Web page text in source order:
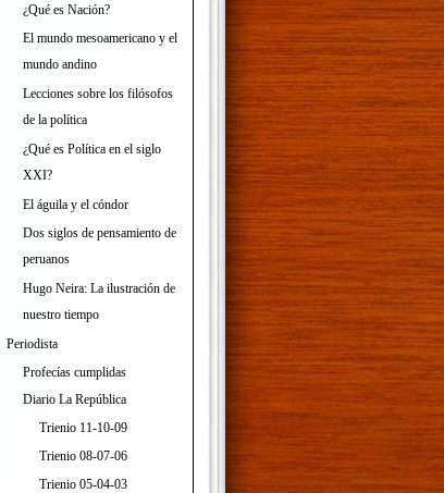
¿Qué es Nación?
El mundo mesoamericano y el
mundo andino
Lecciones sobre los filósofos
de la política
¿Qué es Política en el siglo
XXI?
El águila y el cóndor
Dos siglos de pensamiento de
peruanos
Hugo Neira: La ilustración de
nuestro tiempo
Periodista
Profecías cumplidas
Diario La República
Trienio 11-10-09
Trienio 08-07-06
Trienio 05-04-03